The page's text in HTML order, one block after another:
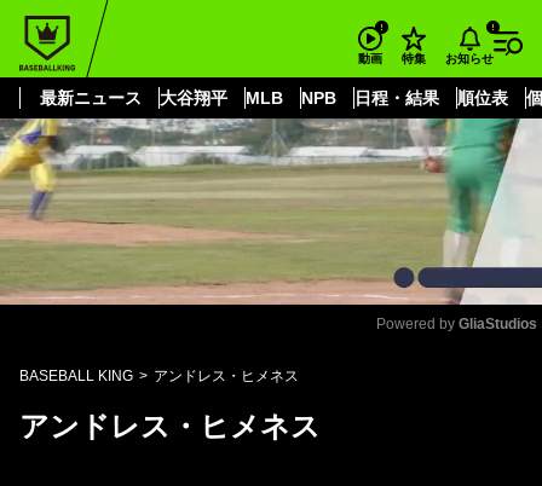
動画 特集 お知らせ
最新ニュース 大谷翔平 MLB NPB 日程・結果 順位表
もっと見る
Powered by GliaStudios
BASEBALL KING アンドレス・ヒメネス
アンドレス・ヒメネス